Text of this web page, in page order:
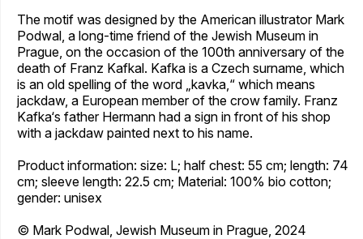
The motif was designed by the American illustrator Mark
Podwal, a long-time friend of the Jewish Museum in
Prague, on the occasion of the 100th anniversary of the
death of Franz Kafkal. Kafka is a Czech surname, which
is an old spelling of the word „kavka,“ which means
jackdaw, a European member of the crow family. Franz
Kafka‘s father Hermann had a sign in front of his shop
with a jackdaw painted next to his name.
Product information: size: L; half chest: 55 cm; length: 74
cm; sleeve length: 22.5 cm; Material: 100% bio cotton;
gender: unisex
© Mark Podwal, Jewish Museum in Prague, 2024